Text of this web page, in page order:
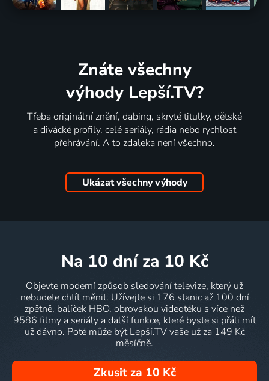
Znáte všechny
výhody Lepší.TV?
Třeba originální znění, dabing, skryté titulky, dětské
a divácké profily, celé seriály, rádia nebo rychlost
přehrávání. A to zdaleka není všechno.
Ukázat všechny výhody
na 10 dní za 10 Kč
Objevte moderní způsob sledování televize, který už
nebudete chtít měnit. Užívejte si 176 stanic až 100 dní
zpětně, balíček HBO, obrovskou videotéku s více než
9586 filmy a seriály a další funkce, které byste si přáli mít
už dávno. Poté může být Lepší.TV vaše už za 149 Kč
měsíčně.
Zkusit za 10 Kč